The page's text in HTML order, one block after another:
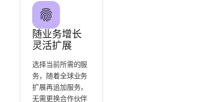
随业务增长
灵活扩展
选择当前所需的服
务，随着全球业务
扩展再追加服务，
无需更换合作伙伴